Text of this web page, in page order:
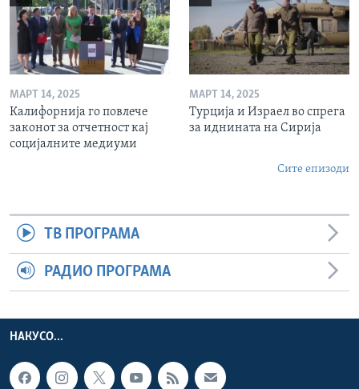
МАРТ 14, 2025
Калифорнија го повлече
законот за отчетност кај
социјалните медиуми
МАРТ 14, 2025
Турција и Израел во спрега
за иднината на Сирија
Сите епизоди
ТВ ПРОГРАМА
РАДИО ПРОГРАМА
НАКУСО...